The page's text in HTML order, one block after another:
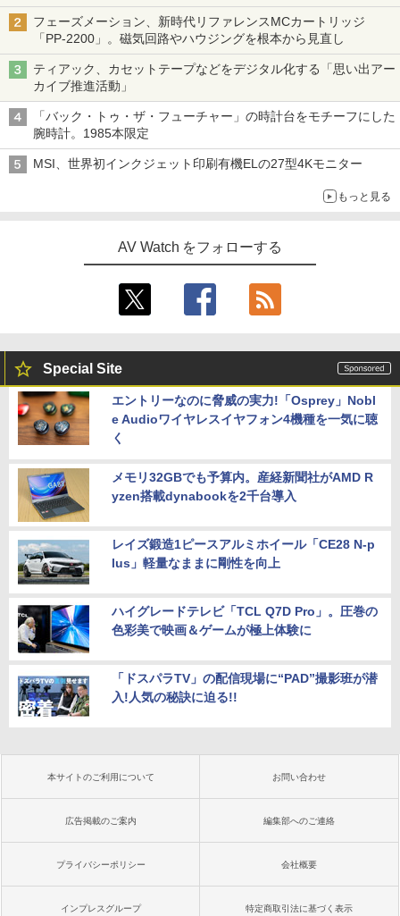
「Galaxy Z Fold」
フェーズメーション、新時代リファレンスMCカートリッジ
「PP-2200」。磁気回路やハウジングを根本から見直し
ティアック、カセットテープなどをデジタル化する「思い出アー
カイブ推進活動」
「バック・トゥ・ザ・フューチャー」の時計台をモチーフにした
腕時計。1985本限定
MSI、世界初インクジェット印刷有機ELの27型4Kモニター
もっと見る
AV Watch をフォローする
Special Site
エントリーなのに脅威の実力!「Osprey」Nobl
e Audioワイヤレスイヤフォン4機種を一気に聴
く
メモリ32GBでも予算内。産経新聞社がAMD R
yzen搭載dynabookを2千台導入
レイズ鍛造1ピースアルミホイール「CE28 N-p
lus」軽量なままに剛性を向上
ハイグレードテレビ「TCL Q7D Pro」。圧巻の
色彩美で映画＆ゲームが極上体験に
「ドスパラTV」の配信現場に“PAD”撮影班が潜
入!人気の秘訣に迫る!!
本サイトのご利用について お問い合わせ
広告掲載のご案内 編集部へのご連絡
プライバシーポリシー 会社概要
インプレスグループ 特定商取引法に基づく表示